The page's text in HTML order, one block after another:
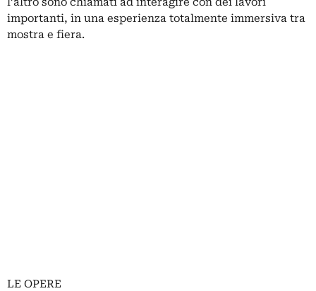
importanti, in una esperienza totalmente immersiva tra
mostra e fiera.
LE OPERE